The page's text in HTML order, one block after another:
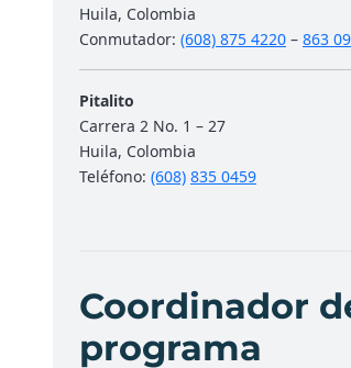
Huila, Colombia
Conmutador: (608) 875 4220 – 863
Pitalito
Carrera 2 No. 1 – 27
Huila, Colombia
Teléfono: (608) 835 0459
Coordinador
programa